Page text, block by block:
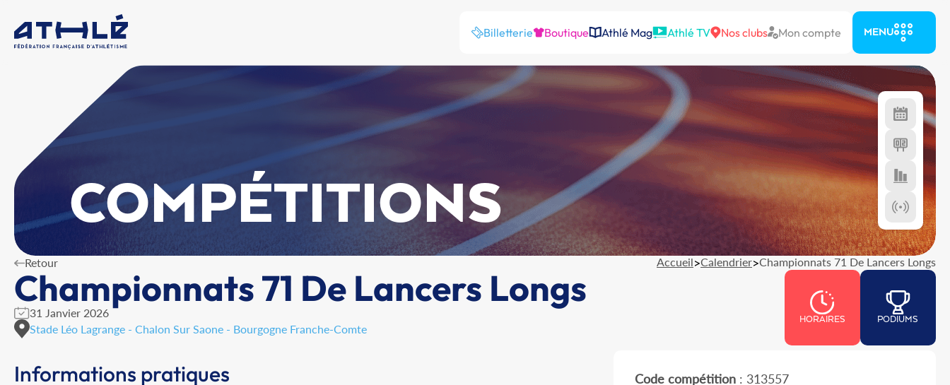
Billetterie Boutique Athlé Mag Athlé TV Nos clubs Mon compte MENU
COMPÉTITIONS
Retour Accueil>Calendrier>Championnats 71 De Lancers Longs
Championnats 71 De Lancers Longs
31 Janvier 2026
Stade Léo Lagrange - Chalon Sur Saone - Bourgogne Franche-Comte
HORAIRES PODIUMS
Informations pratiques Code compétition: 313557